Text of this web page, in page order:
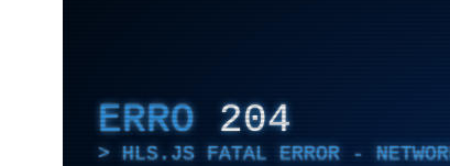
ERRO 204
HLS.JS FATAL ERROR -